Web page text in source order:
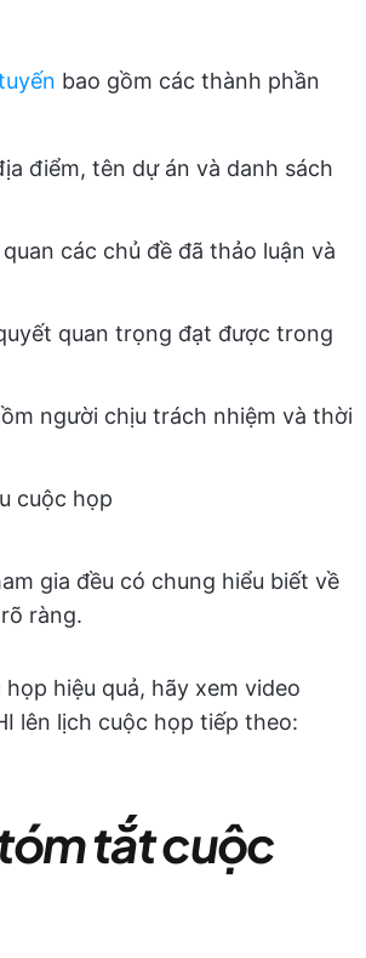
bao gồm các thành phần
điểm, tên dự án và danh sách
các chủ đề đã thảo luận và
quan trọng đạt được trong
người chịu trách nhiệm và thời
cuộc họp
gia đều có chung hiểu biết về
ràng.
hiệu quả, hãy xem video
lên lịch cuộc họp tiếp theo:
tắt cuộc